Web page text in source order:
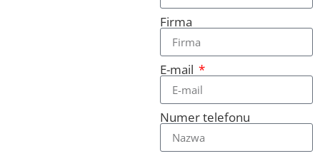
Firma
E-mail
Numer telefonu